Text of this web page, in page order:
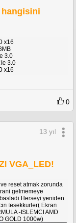
hangisini
x16
3.0
3.0
x16
0
13 yıl
VGA_LED!
reset atmak zorunda
gelmemeye
yeniden
tesekkurler( Ekran
-ISLEMCI AMD
GOLD 1000w)